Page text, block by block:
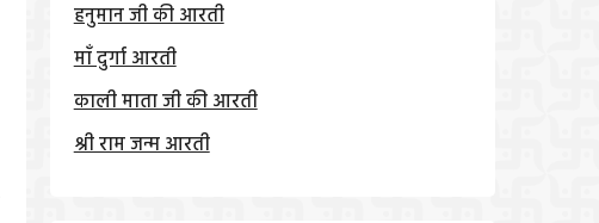
हनुमान जी की आरती
माँ दुर्गा आरती
काली माता जी की आरती
श्री राम जन्म आरती